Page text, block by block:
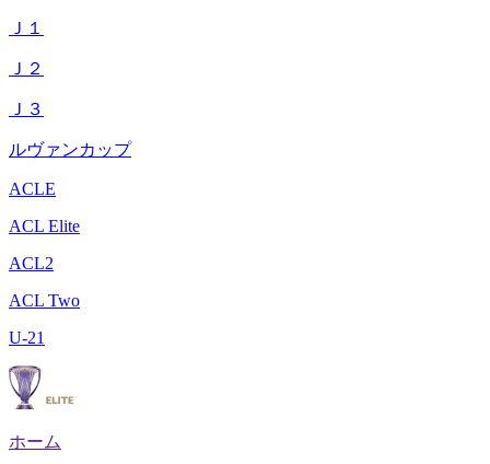
Ｊ１
Ｊ２
Ｊ３
ルヴァンカップ
ACLE
ACL Elite
ACL2
ACL Two
U-21
ホーム